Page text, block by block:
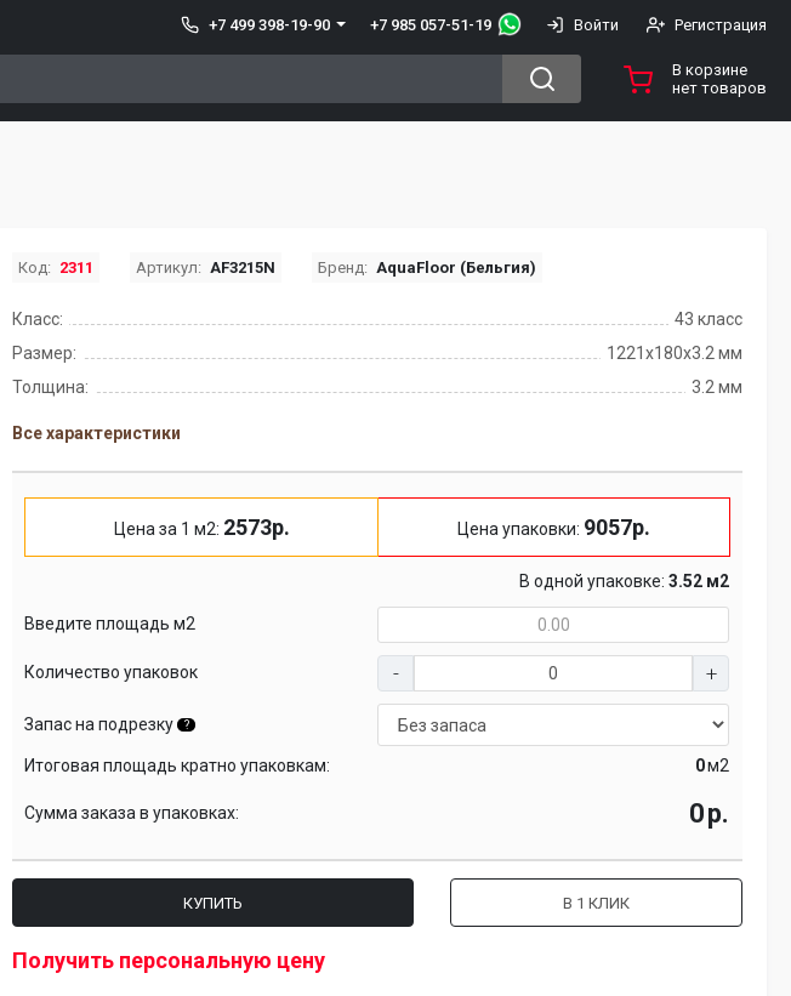
+7 499 398-19-90 +7 985 057-51-19 Войти Регистрация
В корзине
нет товаров
Код: 2311 Артикул: AF3215N Бренд: AquaFloor (Бельгия)
Класс:
43 класс
Размер:
1221x180x3.2 мм
Толщина:
3.2 мм
Все характеристики
Цена за 1 м2: 2573р. Цена упаковки: 9057р.
В одной упаковке: 3.52 м2
Введите площадь м2
Количество упаковок
Запас на подрезку ?
Итоговая площадь кратно упаковкам: м2
Сумма заказа в упаковках: р.
КУПИТЬ В 1 КЛИК
Получить персональную цену